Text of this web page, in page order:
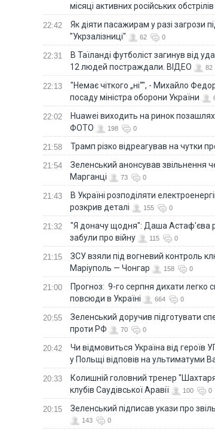
місяці активних російських
22:42
Як діяти пасажирам у разі загрози
"Укрзалізниці"
62 0
22:31
В Таїланді футболіст загинув від
12 людей постраждали. ВІДЕО
82
22:13
"Немає чіткого „ні“", - Михайло
посаду міністра оборони України
22:02
Huawei виходить на ринок
ФОТО
198 0
21:58 Трамп різко відреагував на чутки
21:54
Зеленський анонсував звільнення
Марганці
73 0
21:43
В Україні розподіляти
розкрив деталі
155 0
21:32
"Я доначу щодня": Даша Астаф'єва
забули про війну
115 0
21:15
ЗСУ взяли під вогневий контроль
Маріуполь — Чонгар
158 0
21:00
Прогноз: 9-го серпня дихати легко
повсюди в Україні
664 0
20:55
Зеленський доручив підготувати
проти РФ
70 0
20:42
Чи відмовиться Україна від
у Польщі відповів на ультиматуми
20:33
Колишній головний тренер
клубів Саудівської Аравії
100 0
20:15 Зеленський підписав укази про
143 0